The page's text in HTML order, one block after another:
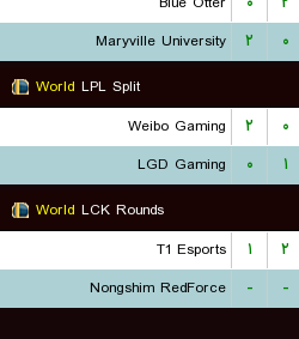
Maryville University
۲ ۰
World LPL Split
Weibo Gaming
۲ ۰
LGD Gaming
۰ ۱
World LCK Rounds
T1 Esports
۱ ۲
Nongshim RedForce
- -